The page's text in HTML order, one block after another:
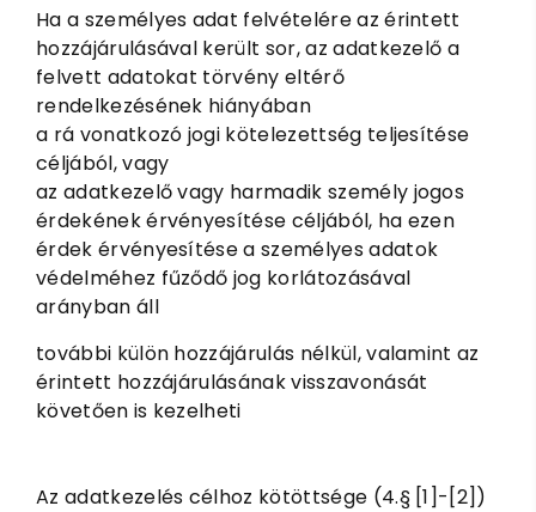
Ha a személyes adat felvételére az érintett
hozzájárulásával került sor, az adatkezelő a
felvett adatokat törvény eltérő
rendelkezésének hiányában
a rá vonatkozó jogi kötelezettség teljesítése
céljából, vagy
az adatkezelő vagy harmadik személy jogos
érdekének érvényesítése céljából, ha ezen
érdek érvényesítése a személyes adatok
védelméhez fűződő jog korlátozásával
arányban áll
további külön hozzájárulás nélkül, valamint az
érintett hozzájárulásának visszavonását
követően is kezelheti
Az adatkezelés célhoz kötöttsége (4.§ [1]-[2])